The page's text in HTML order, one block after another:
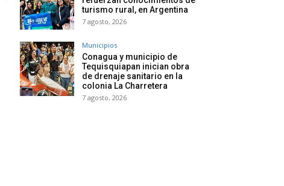
turismo rural, en Argentina
7 agosto, 2026
Municipios
Conagua y municipio de
Tequisquiapan inician obra
de drenaje sanitario en la
colonia La Charretera
7 agosto, 2026